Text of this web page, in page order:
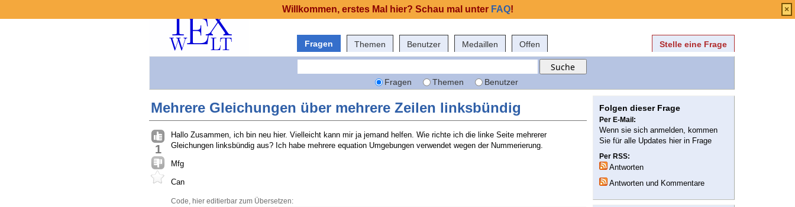
Fragen Themen Benutzer Medaillen Offen Stelle eine Frage
Fragen Themen Benutzer
Mehrere Gleichungen über mehrere Zeilen linksbündig
1
Hallo Zusammen, ich bin neu hier. Vielleicht kann mir ja jemand helfen. Wie richte ich die linke Seite mehrerer
Gleichungen linksbündig aus? Ich habe mehrere equation Umgebungen verwendet wegen der Nummerierung.
Mfg
Can
Code, hier editierbar zum Übersetzen:
Folgen dieser Frage
Per E-Mail:
Wenn sie sich anmelden, kommen
Sie für alle Updates hier in Frage
Per RSS:
Antworten
Antworten und Kommentare
Willkommen, erstes Mal hier? Schau mal unter FAQ! ×